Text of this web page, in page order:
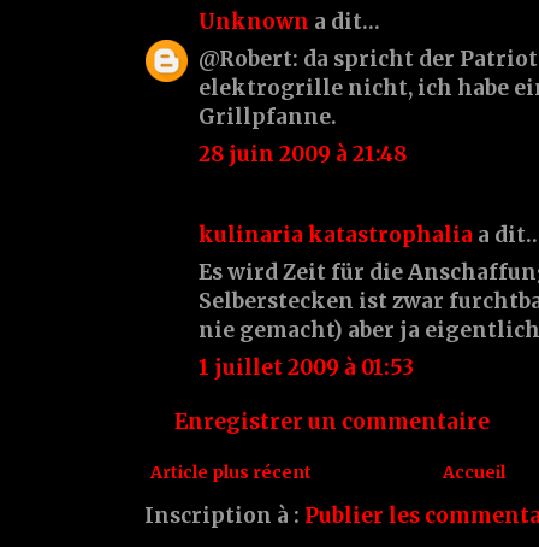
Unknown a dit…
@Robert: da spricht der
elektrogrille nicht, ich habe
Grillpfanne.
28 juin 2009 à 21:48
kulinaria katastrophalia a
Es wird Zeit für die
Selberstecken ist zwar
nie gemacht) aber ja
1 juillet 2009 à 01:53
Enregistrer un commentaire
Article plus récent Accueil
Inscription à : Publier les